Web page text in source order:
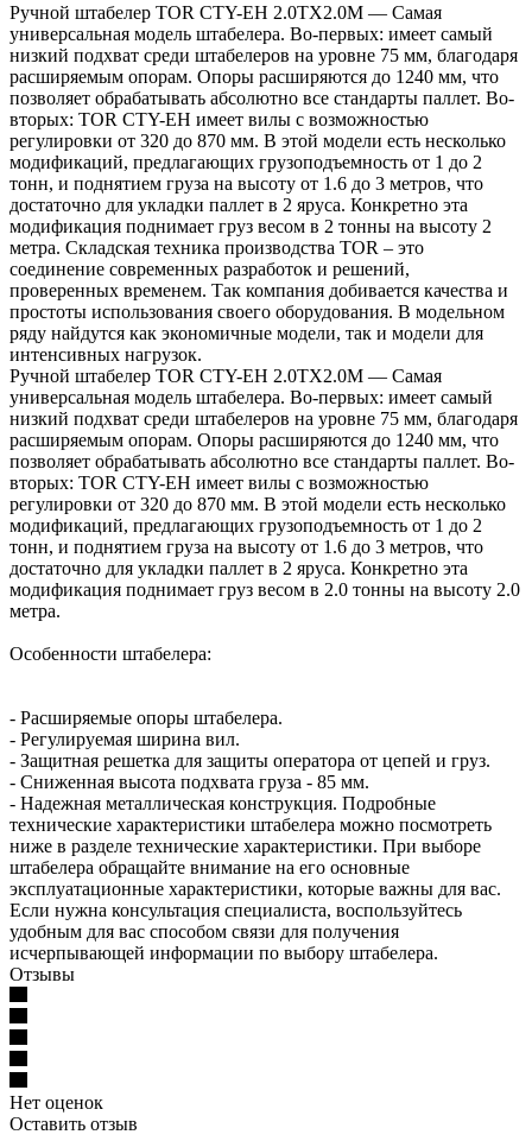
Ручной штабелер TOR CTY-EH 2.0TX2.0M — Самая
универсальная модель штабелера. Во-первых: имеет самый
низкий подхват среди штабелеров на уровне 75 мм, благодаря
расширяемым опорам. Опоры расширяются до 1240 мм, что
позволяет обрабатывать абсолютно все стандарты паллет. Во-
вторых: TOR CTY-EH имеет вилы с возможностью
регулировки от 320 до 870 мм. В этой модели есть несколько
модификаций, предлагающих грузоподъемность от 1 до 2
тонн, и поднятием груза на высоту от 1.6 до 3 метров, что
достаточно для укладки паллет в 2 яруса. Конкретно эта
модификация поднимает груз весом в 2 тонны на высоту 2
метра. Складская техника производства TOR – это
соединение современных разработок и решений,
проверенных временем. Так компания добивается качества и
простоты использования своего оборудования. В модельном
ряду найдутся как экономичные модели, так и модели для
интенсивных нагрузок.
Ручной штабелер TOR CTY-EH 2.0TX2.0M — Самая
универсальная модель штабелера. Во-первых: имеет самый
низкий подхват среди штабелеров на уровне 75 мм, благодаря
расширяемым опорам. Опоры расширяются до 1240 мм, что
позволяет обрабатывать абсолютно все стандарты паллет. Во-
вторых: TOR CTY-EH имеет вилы с возможностью
регулировки от 320 до 870 мм. В этой модели есть несколько
модификаций, предлагающих грузоподъемность от 1 до 2
тонн, и поднятием груза на высоту от 1.6 до 3 метров, что
достаточно для укладки паллет в 2 яруса. Конкретно эта
модификация поднимает груз весом в 2.0 тонны на высоту 2.0
метра.
Особенности штабелера:
- Расширяемые опоры штабелера.
- Регулируемая ширина вил.
- Защитная решетка для защиты оператора от цепей и груз.
- Сниженная высота подхвата груза - 85 мм.
- Надежная металлическая конструкция. Подробные
технические характеристики штабелера можно посмотреть
ниже в разделе технические характеристики. При выборе
штабелера обращайте внимание на его основные
эксплуатационные характеристики, которые важны для вас.
Если нужна консультация специалиста, воспользуйтесь
удобным для вас способом связи для получения
исчерпывающей информации по выбору штабелера.
Отзывы
Нет оценок
Оставить отзыв